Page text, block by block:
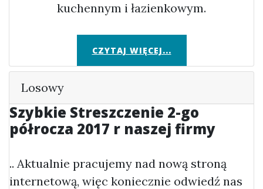
kuchennym i łazienkowym.
CZYTAJ WIĘCEJ...
Losowy
Szybkie Streszczenie 2-go
półrocza 2017 r naszej firmy
.. Aktualnie pracujemy nad nową stroną
internetową, więc koniecznie odwiedź nas